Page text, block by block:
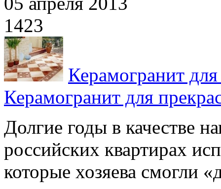
1423
Керамогранит
Керамогранит для
Долгие годы в качестве
российских квартирах
которые хозяева смогли